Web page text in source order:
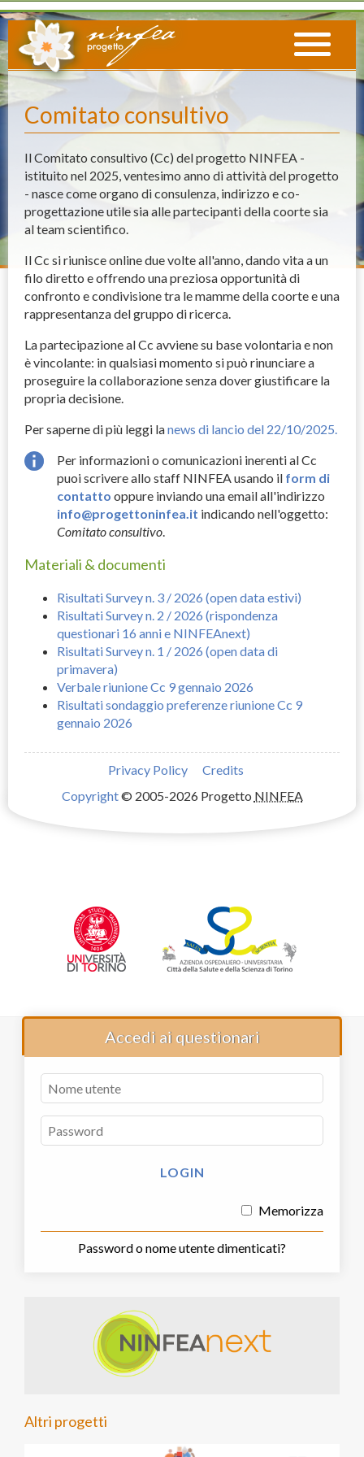
Comitato consultivo
Il Comitato consultivo (Cc) del progetto NINFEA -
istituito nel 2025, ventesimo anno di attività del progetto
- nasce come organo di consulenza, indirizzo e co-
progettazione utile sia alle partecipanti della coorte sia
al team scientifico.
Il Cc si riunisce online due volte all'anno, dando vita a un
filo diretto e offrendo una preziosa opportunità di
confronto e condivisione tra le mamme della coorte e una
rappresentanza del gruppo di ricerca.
La partecipazione al Cc avviene su base volontaria e non
è vincolante: in qualsiasi momento si può rinunciare a
proseguire la collaborazione senza dover giustificare la
propria decisione.
Per saperne di più leggi lanews di lancio del 22/10/2025.
Per informazioni o comunicazioni inerenti al Cc
puoi scrivere allo staff NINFEA usando il form di
contatto oppure inviando una email all'indirizzo
info@progettoninfea.it indicando nell'oggetto:
Comitato consultivo
Materiali & documenti
Risultati Survey n. 3 / 2026 (open data estivi)
Risultati Survey n. 2 / 2026 (rispondenza
questionari 16 anni e NINFEAnext)
Risultati Survey n. 1 / 2026 (open data di
primavera)
Verbale riunione Cc 9 gennaio 2026
Risultati sondaggio preferenze riunione Cc 9
gennaio 2026
Privacy Policy
Credits
Copyright© 2005-2026 Progetto NINFEA
Accedi ai questionari
Memorizza
Password o nome utente dimenticati?
Altri progetti